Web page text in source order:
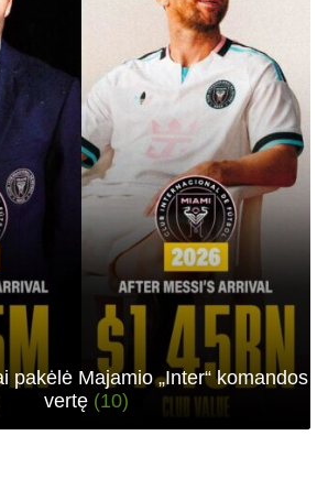
pakėlė Majamio „Inter“ komandos
vertę (10)